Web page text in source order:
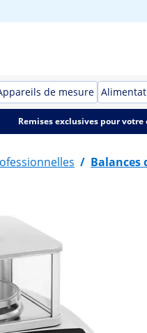
de mesure
Remises exclusives pour
/ Balances